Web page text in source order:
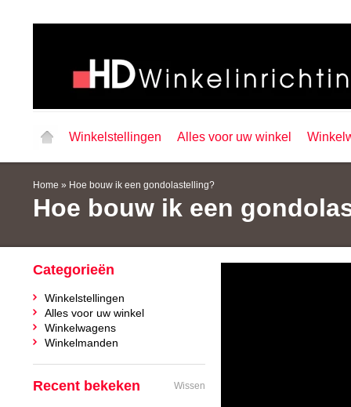
Winkelstellingen Alles voor uw winkel
Home » Hoe bouw ik een gondolastelling?
Hoe bouw ik een
Categorieën
Winkelstellingen
Alles voor uw winkel
Winkelwagens
Winkelmanden
Recent bekeken Wissen